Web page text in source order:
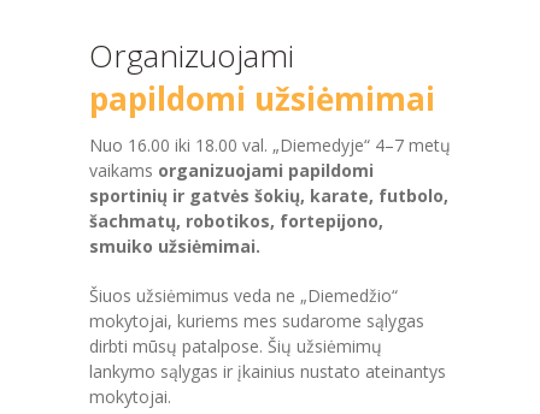
Organizuojami
papildomi užsiėmimai
Nuo 16.00 iki 18.00 val. „Diemedyje“ 4–7 metų
vaikams organizuojami papildomi
sportinių ir gatvės šokių, karate, futbolo,
šachmatų, robotikos, fortepijono,
smuiko užsiėmimai.
Šiuos užsiėmimus veda ne „Diemedžio“
mokytojai, kuriems mes sudarome sąlygas
dirbti mūsų patalpose. Šių užsiėmimų
lankymo sąlygas ir įkainius nustato ateinantys
mokytojai.